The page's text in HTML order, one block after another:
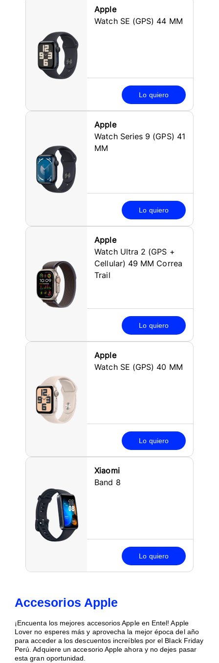
Apple
Watch SE (GPS) 44 MM
Lo quiero
Apple
Watch Series 9 (GPS) 41
MM
Lo quiero
Apple
Watch Ultra 2 (GPS +
Cellular) 49 MM Correa
Trail
Lo quiero
Apple
Watch SE (GPS) 40 MM
Lo quiero
Xiaomi
Band 8
Lo quiero
Accesorios Apple
¡Encuenta los mejores accesorios Apple en Entel! Apple
Lover no esperes más y aprovecha la mejor época del año
para acceder a los descuentos increíbles por el Black Friday
Perú. Adquiere un accesorio Apple ahora y no dejes pasar
esta gran oportunidad.